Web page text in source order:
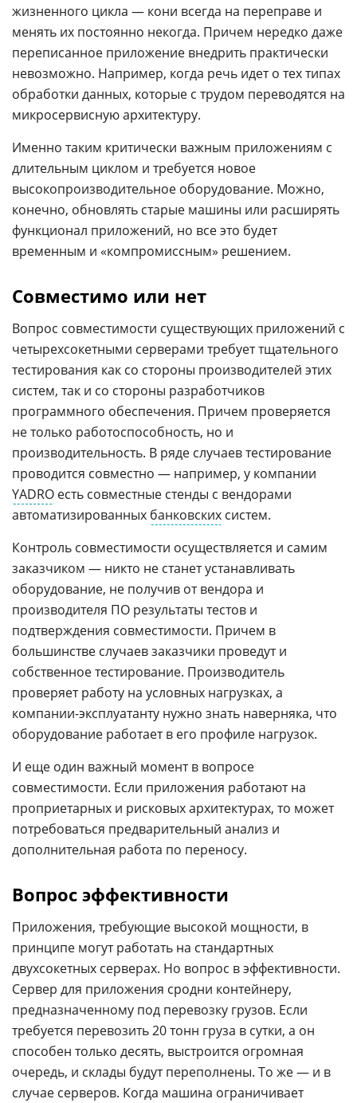
жизненного цикла — кони всегда на переправе и
менять их постоянно некогда. Причем нередко даже
переписанное приложение внедрить практически
невозможно. Например, когда речь идет о тех типах
обработки данных, которые с трудом переводятся на
микросервисную архитектуру.
Именно таким критически важным приложениям с
длительным циклом и требуется новое
высокопроизводительное оборудование. Можно,
конечно, обновлять старые машины или расширять
функционал приложений, но все это будет
временным и «компромиссным» решением.
Совместимо или нет
Вопрос совместимости существующих приложений с
четырехсокетными серверами требует тщательного
тестирования как со стороны производителей этих
систем, так и со стороны разработчиков
программного обеспечения. Причем проверяется
не только работоспособность, но и
производительность. В ряде случаев тестирование
проводится совместно — например, у компании
YADRO есть совместные стенды с вендорами
автоматизированных банковских систем.
Контроль совместимости осуществляется и самим
заказчиком — никто не станет устанавливать
оборудование, не получив от вендора и
производителя ПО результаты тестов и
подтверждения совместимости. Причем в
большинстве случаев заказчики проведут и
собственное тестирование. Производитель
проверяет работу на условных нагрузках, а
компании-эксплуатанту нужно знать наверняка, что
оборудование работает в его профиле нагрузок.
И еще один важный момент в вопросе
совместимости. Если приложения работают на
проприетарных и рисковых архитектурах, то может
потребоваться предварительный анализ и
дополнительная работа по переносу.
Вопрос эффективности
Приложения, требующие высокой мощности, в
принципе могут работать на стандартных
двухсокетных серверах. Но вопрос в эффективности.
Сервер для приложения сродни контейнеру,
предназначенному под перевозку грузов. Если
требуется перевозить 20 тонн груза в сутки, а он
способен только десять, выстроится огромная
очередь, и склады будут переполнены. То же — и в
случае серверов. Когда машина ограничивает